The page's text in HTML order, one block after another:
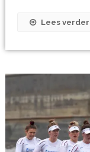
Lees verder